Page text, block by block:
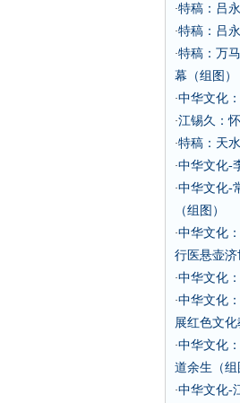
·特稿：吕
·特稿：吕
·特稿：万
幕（组图）
·中华文化
·江锡久：
·特稿：天
·中华文化-
·中华文化-
（组图）
·中华文化
行医悬壶济
·中华文化
·中华文化
展红色文化
·中华文化
道余生（组
·中华文化-